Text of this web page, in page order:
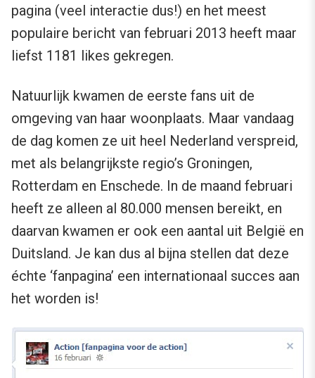
pagina (veel interactie dus!) en het meest
populaire bericht van februari 2013 heeft maar
liefst 1181 likes gekregen.
Natuurlijk kwamen de eerste fans uit de
omgeving van haar woonplaats. Maar vandaag
de dag komen ze uit heel Nederland verspreid,
met als belangrijkste regio’s Groningen,
Rotterdam en Enschede. In de maand februari
heeft ze alleen al 80.000 mensen bereikt, en
daarvan kwamen er ook een aantal uit België en
Duitsland. Je kan dus al bijna stellen dat deze
échte ‘fanpagina’ een internationaal succes aan
het worden is!